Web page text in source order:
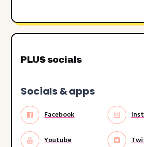
PLUS socials
Socials & apps
Facebook
Youtube